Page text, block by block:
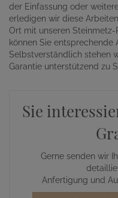
der Einfassung oder
erledigen wir diese
Ort mit unseren
können Sie entsprechende
Selbstverständlich stehen
Garantie unterstützend zu
Sie
Gerne senden wir
Anfertigung und